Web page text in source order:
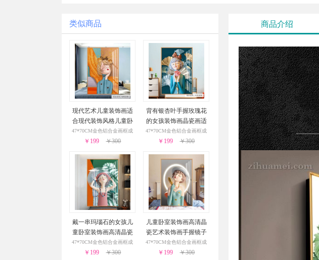
类似商品
现代艺术儿童装饰画适
合现代装饰风格儿童卧
室装饰画
47*70CM金色铝合金画框成
￥199 ￥300
背有银杏叶手握玫瑰花
的女孩装饰画晶瓷画适
合儿童卧室的装饰画
47*70CM金色铝合金画框成
￥199 ￥300
戴一串玛瑙石的女孩儿
童卧室装饰画高清晶瓷
艺术装饰画
47*70CM金色铝合金画框成
￥199 ￥300
儿童卧室装饰画高清晶
瓷艺术装饰画手握镜子
的女孩适合卧室的装饰
47*70CM金色铝合金画框成
￥199 ￥300
商品介绍